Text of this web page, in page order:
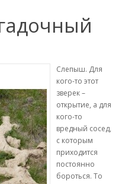
Слепыш. Для
кого-то этот
зверек –
открытие, а для
кого-то
вредный сосед,
с которым
приходится
постоянно
бороться. То